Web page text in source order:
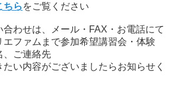
ちら をご覧ください
わせは、メール・FAX・お電話にて
エファムまで参加希望講習会・体験
、ご連絡先
い内容がございましたらお知らせく